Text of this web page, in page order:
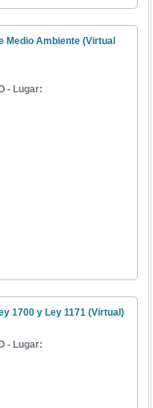
Medio Ambiente (Virtual
- Lugar:
1700 y Ley 1171 (Virtual)
- Lugar: